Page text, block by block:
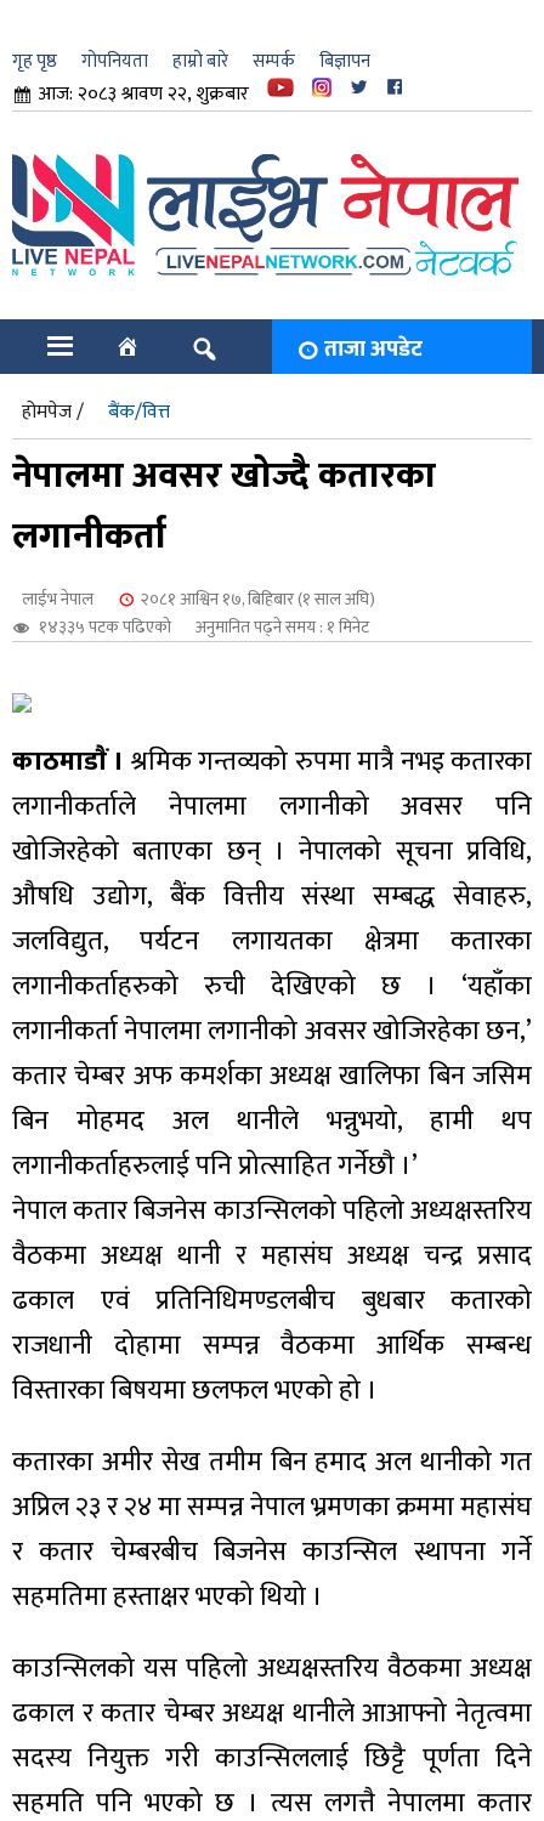
गृह पृष्ठ गोपनियता हाम्रो बारे सम्पर्क बिज्ञापन
आज: २०८३ श्रावण २२, शुक्रबार
ताजा अपडेट
होमपेज / बैंक/वित्त
नेपालमा अवसर खोज्दै कतारका
लगानीकर्ता
लाईभ नेपाल
२०८१ आश्विन १७, बिहिबार (१ साल अघि)
१४३३५ पटक पढिएको
अनुमानित पढ्ने समय : १ मिनेट
काठमाडाैं । श्रमिक गन्तव्यको रुपमा मात्रै नभइ कतारका
लगानीकर्ताले नेपालमा लगानीको अवसर पनि
खोजिरहेको बताएका छन् । नेपालको सूचना प्रविधि,
औषधि उद्योग, बैंक वित्तीय संस्था सम्बद्ध सेवाहरु,
जलविद्युत, पर्यटन लगायतका क्षेत्रमा कतारका
लगानीकर्ताहरुको रुची देखिएको छ । ‘यहाँका
लगानीकर्ता नेपालमा लगानीको अवसर खोजिरहेका छन,’
कतार चेम्बर अफ कमर्शका अध्यक्ष खालिफा बिन जसिम
बिन मोहमद अल थानीले भन्नुभयो, हामी थप
लगानीकर्ताहरुलाई पनि प्रोत्साहित गर्नेछौ ।’
नेपाल कतार बिजनेस काउन्सिलको पहिलो अध्यक्षस्तरिय
वैठकमा अध्यक्ष थानी र महासंघ अध्यक्ष चन्द्र प्रसाद
ढकाल एवं प्रतिनिधिमण्डलबीच बुधबार कतारको
राजधानी दोहामा सम्पन्न वैठकमा आर्थिक सम्बन्ध
विस्तारका बिषयमा छलफल भएको हो ।
कतारका अमीर सेख तमीम बिन हमाद अल थानीको गत
अप्रिल २३ र २४ मा सम्पन्न नेपाल भ्रमणका क्रममा महासंघ
र कतार चेम्बरबीच बिजनेस काउन्सिल स्थापना गर्ने
सहमतिमा हस्ताक्षर भएको थियो ।
काउन्सिलको यस पहिलो अध्यक्षस्तरिय वैठकमा अध्यक्ष
ढकाल र कतार चेम्बर अध्यक्ष थानीले आआफ्नो नेतृत्वमा
सदस्य नियुक्त गरी काउन्सिललाई छिट्टै पूर्णता दिने
सहमति पनि भएको छ । त्यस लगत्तै नेपालमा कतार